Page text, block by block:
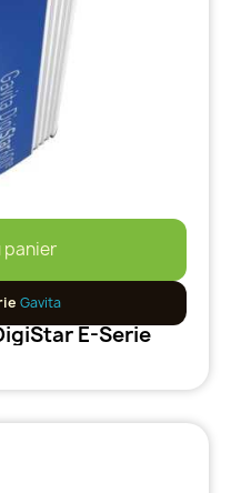
panier
Gavita
E-Serie